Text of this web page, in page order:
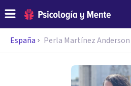
España Perla Martínez Anderson